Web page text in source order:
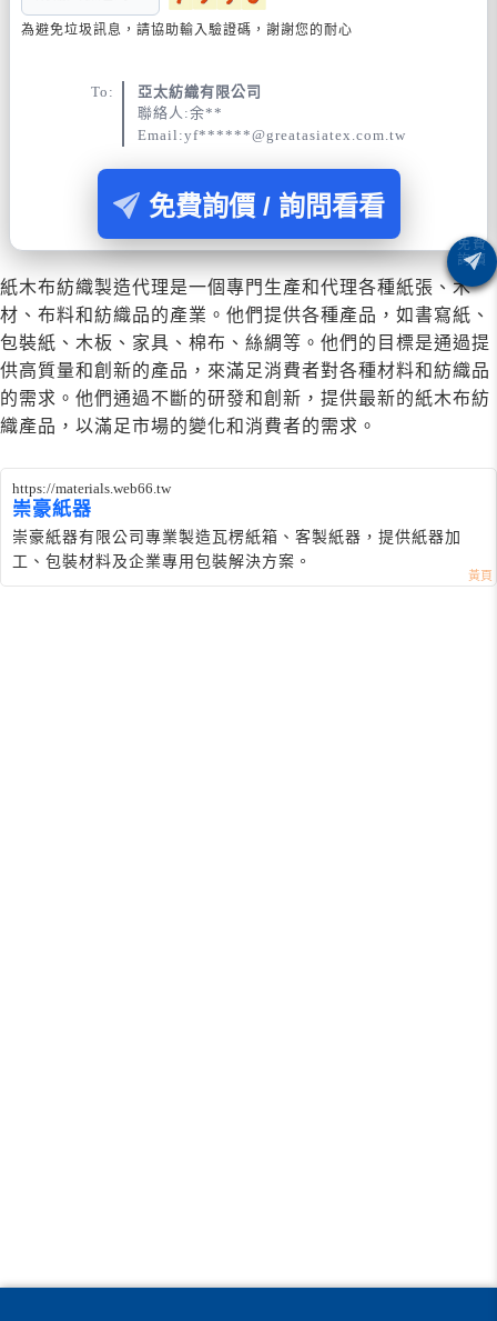
為避免垃圾訊息，請協助輸入驗證碼，謝謝您的耐心
To:
亞太紡織有限公司
聯絡人:余**
Email:yf******@greatasiatex.com.tw
免費詢價 / 詢問看看
紙木布紡織製造代理是一個專門生產和代理各種紙張、木
材、布料和紡織品的產業。他們提供各種產品，如書寫紙、
包裝紙、木板、家具、棉布、絲綢等。他們的目標是通過提
供高質量和創新的產品，來滿足消費者對各種材料和紡織品
的需求。他們通過不斷的研發和創新，提供最新的紙木布紡
織產品，以滿足市場的變化和消費者的需求。
https://materials.web66.tw
崇豪紙器
崇豪紙器有限公司專業製造瓦楞紙箱、客製紙器，提供紙器加
工、包裝材料及企業專用包裝解決方案。